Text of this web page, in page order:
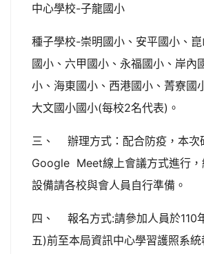
中心學校-子龍國小
種子學校-崇明國小、安平國小、
國小、六甲國小、永福國小、岸內
小、海東國小、西港國小、菁寮國
大文國小國小(每校2名代表)。
三、 辦理方式：配合防疫，本次
Google Meet線上會議方式進行，
設備請各校與會人員自行準備。
四、 報名方式:請參加人員於110
五)前至本局資訊中心學習護照系